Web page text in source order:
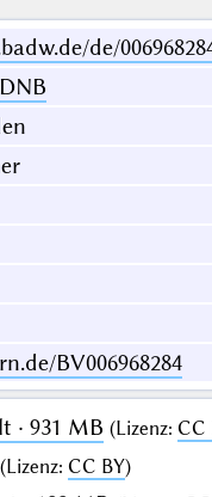
de/
DNB
BV006968284
· 931 MB (Lizenz: CC
(Lizenz: CC BY)